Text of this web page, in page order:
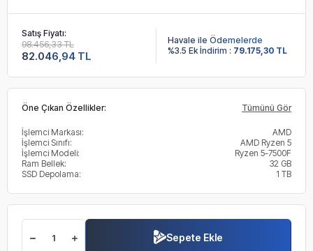
Satış Fiyatı:
82.046,94 TL
98.456,33 TL
Havale ile Ödemelerde
%3.5 Ek İndirim : 79.175,30 TL
Öne Çıkan Özellikler: Tümünü Gör
İşlemci Markası:
AMD
İşlemci Sınıfı:
AMD Ryzen 5
İşlemci Modeli:
Ryzen 5-7500F
Ram Bellek:
32 GB
SSD Depolama:
1 TB
Sepete Ekle